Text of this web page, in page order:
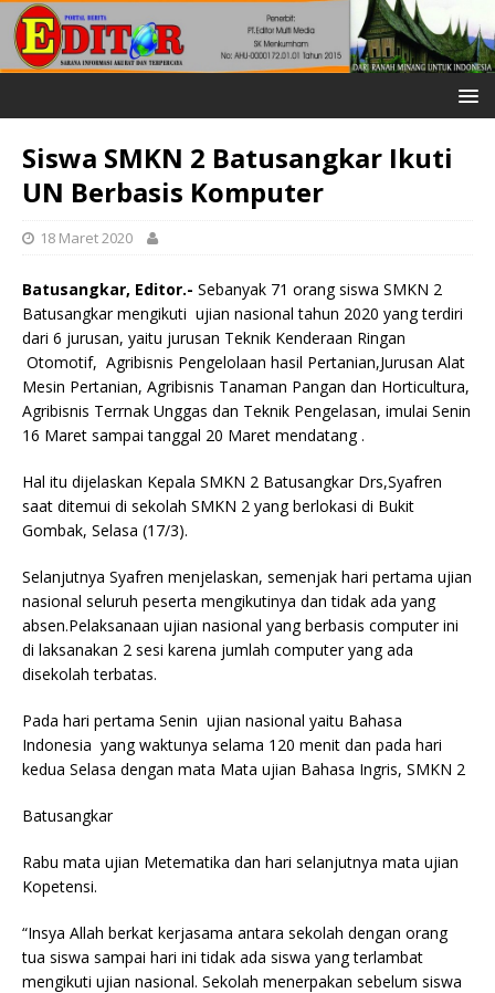
Siswa SMKN 2 Batusangkar Ikuti
UN Berbasis Komputer
18 Maret 2020
Batusangkar, Editor.- Sebanyak 71 orang siswa SMKN 2
Batusangkar mengikuti ujian nasional tahun 2020 yang terdiri
dari 6 jurusan, yaitu jurusan Teknik Kenderaan Ringan
Otomotif, Agribisnis Pengelolaan hasil Pertanian,Jurusan Alat
Mesin Pertanian, Agribisnis Tanaman Pangan dan Horticultura,
Agribisnis Terrnak Unggas dan Teknik Pengelasan, imulai Senin
16 Maret sampai tanggal 20 Maret mendatang .
Hal itu dijelaskan Kepala SMKN 2 Batusangkar Drs,Syafren
saat ditemui di sekolah SMKN 2 yang berlokasi di Bukit
Gombak, Selasa (17/3).
Selanjutnya Syafren menjelaskan, semenjak hari pertama ujian
nasional seluruh peserta mengikutinya dan tidak ada yang
absen.Pelaksanaan ujian nasional yang berbasis computer ini
di laksanakan 2 sesi karena jumlah computer yang ada
disekolah terbatas.
Pada hari pertama Senin ujian nasional yaitu Bahasa
Indonesia yang waktunya selama 120 menit dan pada hari
kedua Selasa dengan mata Mata ujian Bahasa Ingris, SMKN 2
Batusangkar
Rabu mata ujian Metematika dan hari selanjutnya mata ujian
Kopetensi.
“Insya Allah berkat kerjasama antara sekolah dengan orang
tua siswa sampai hari ini tidak ada siswa yang terlambat
mengikuti ujian nasional. Sekolah menerpakan sebelum siswa